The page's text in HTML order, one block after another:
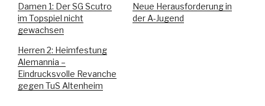
Damen 1: Der SG Scutro
im Topspiel nicht
gewachsen
Neue Herausforderung in
der A-Jugend
Herren 2: Heimfestung
Alemannia –
Eindrucksvolle Revanche
gegen TuS Altenheim